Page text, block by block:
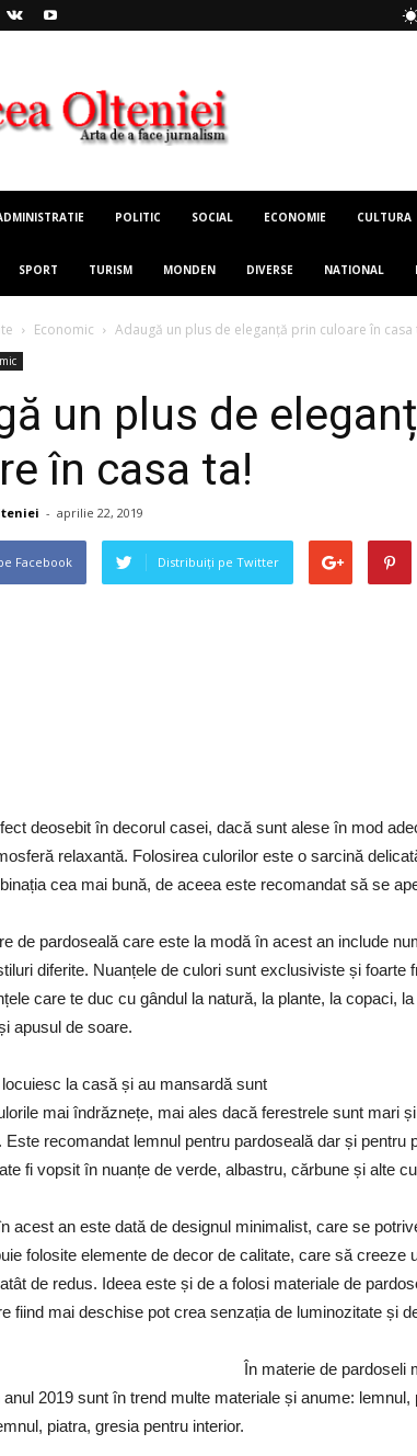
POLITIC SOCIAL ECONOMIE CULTURA
SPORT TURISM MONDEN DIVERSE NATIONAL
Economic Adaugă un plus de eleganță prin culoare în casa
un plus de
în casa ta!
- aprilie 22, 2019
Facebook Distribuiți pe Twitter
deosebit în decorul casei, dacă sunt alese în mod
relaxantă. Folosirea culorilor este o sarcină
cea mai bună, de aceea este recomandat să se
de pardoseală care este la modă în acest an include
diferite. Nuanțele de culori sunt exclusiviste și foarte
care te duc cu gândul la natură, la plante, la copaci,
apusul de soare.
la casă și au mansardă sunt
mai îndrăznețe, mai ales dacă ferestrele sunt mari
Este recomandat lemnul pentru pardoseală dar și pentru
fi vopsit în nuanțe de verde, albastru, cărbune și alte
acest an este dată de designul minimalist, care se
folosite elemente de decor de calitate, care să creeze
de redus. Ideea este și de a folosi materiale de
fiind mai deschise pot crea senzația de luminozitate și
În materie de pardoseli
2019 sunt în trend multe materiale și anume:
piatra, gresia pentru interior.